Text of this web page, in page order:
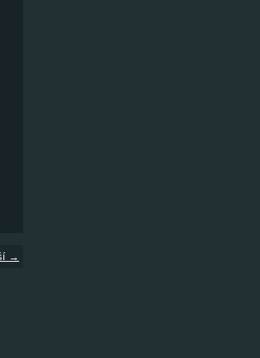
→